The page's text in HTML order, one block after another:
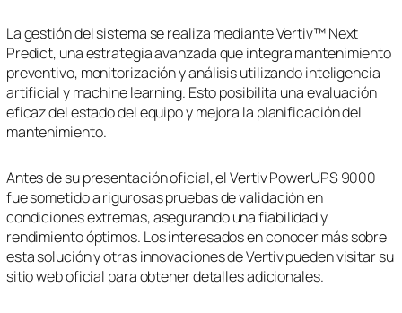
La gestión del sistema se realiza mediante Vertiv™ Next
Predict, una estrategia avanzada que integra mantenimiento
preventivo, monitorización y análisis utilizando inteligencia
artificial y machine learning. Esto posibilita una evaluación
eficaz del estado del equipo y mejora la planificación del
mantenimiento.
Antes de su presentación oficial, el Vertiv PowerUPS 9000
fue sometido a rigurosas pruebas de validación en
condiciones extremas, asegurando una fiabilidad y
rendimiento óptimos. Los interesados en conocer más sobre
esta solución y otras innovaciones de Vertiv pueden visitar su
sitio web oficial para obtener detalles adicionales.